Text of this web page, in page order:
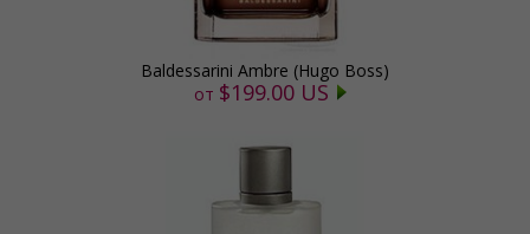
Baldessarini Ambre (Hugo Boss)
от $199.00 US